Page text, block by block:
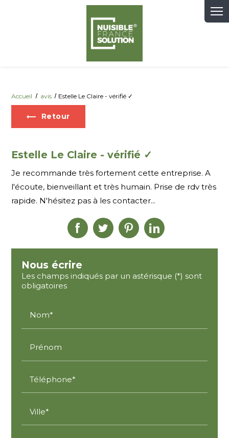
Accueil avis Estelle Le Claire - vérifié ✓
Retour
Estelle Le Claire - vérifié ✓
Je recommande très fortement cette entreprise. A
l'écoute, bienveillant et très humain. Prise de rdv très
rapide. N'hésitez pas à les contacter...
Nous écrire
Les champs indiqués par un astérisque (*) sont
obligatoires
Nom*
Prénom
Téléphone*
Ville*
Panneau de gestion des cookies